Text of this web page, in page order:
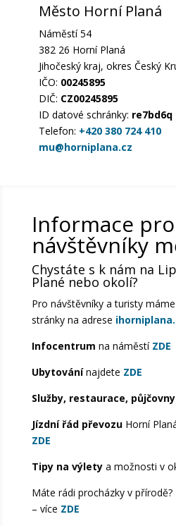
Město Horní Planá
Náměstí 54
382 26 Horní Planá
Jihočeský kraj, okres Český
IČO: 00245895
DIČ: CZ00245895
ID datové schránky: re7bd6q
Telefon: +420 380 724 410
mu@horniplana.cz
Informace pro
návštěvníky
Chystáte s k nám na
Plané nebo okolí?
Pro návštěvníky a turisty
stránky na adrese
Infocentrum na náměstí ZDE
Ubytovánínajdete ZDE
Služby, restaurace, půjčovny
Jízdní řád převozuHorní
ZDE
Tipy na výletya možnosti v
Máte rádi procházky v přírodě?
– více ZDE